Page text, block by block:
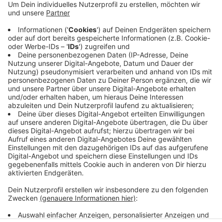
Kilometer 85 der Tagesetappe kommen die Radler
gegen Nachmittag aus Sprockhövel und fahren
dann über die Bredenscheider Straße,
Elfringhauser Straße und das Wodantal weiter
nach Velbert Langenberg. Alle Sportfans können
an der Strecke in Bredenscheid kostenlos dabei
sein, um das große Sportereignis live zu erleben.
Veröffentlicht:Freitag, 14.07.2023 08:08
Anzeige
Anzeige